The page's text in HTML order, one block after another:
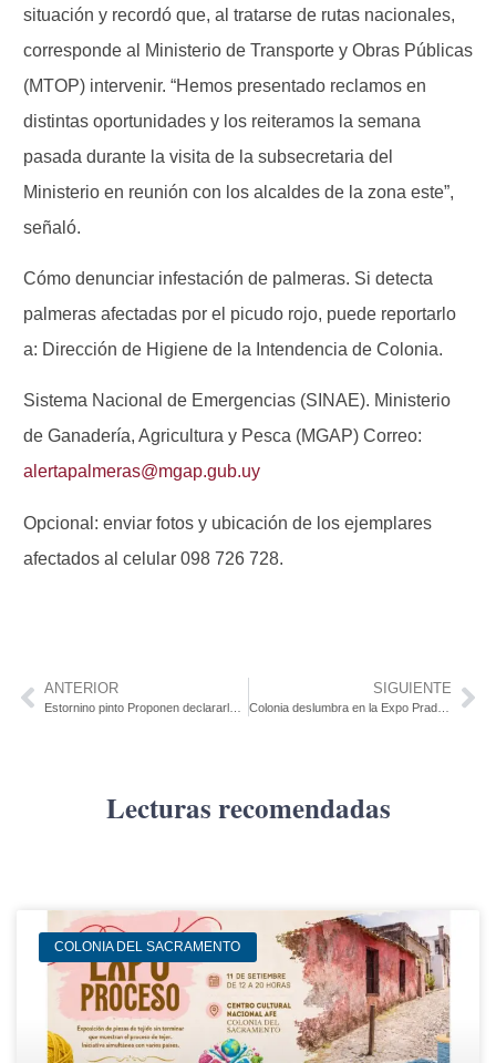
situación y recordó que, al tratarse de rutas nacionales,
corresponde al Ministerio de Transporte y Obras Públicas
(MTOP) intervenir. “Hemos presentado reclamos en
distintas oportunidades y los reiteramos la semana
pasada durante la visita de la subsecretaria del
Ministerio en reunión con los alcaldes de la zona este”,
señaló.
Cómo denunciar infestación de palmeras. Si detecta
palmeras afectadas por el picudo rojo, puede reportarlo
a: Dirección de Higiene de la Intendencia de Colonia.
Sistema Nacional de Emergencias (SINAE). Ministerio
de Ganadería, Agricultura y Pesca (MGAP) Correo:
alertapalmeras@mgap.gub.uy
Opcional: enviar fotos y ubicación de los ejemplares
afectados al celular 098 726 728.
ANTERIOR SIGUIENTE
Lecturas recomendadas
COLONIA DEL SACRAMENTO